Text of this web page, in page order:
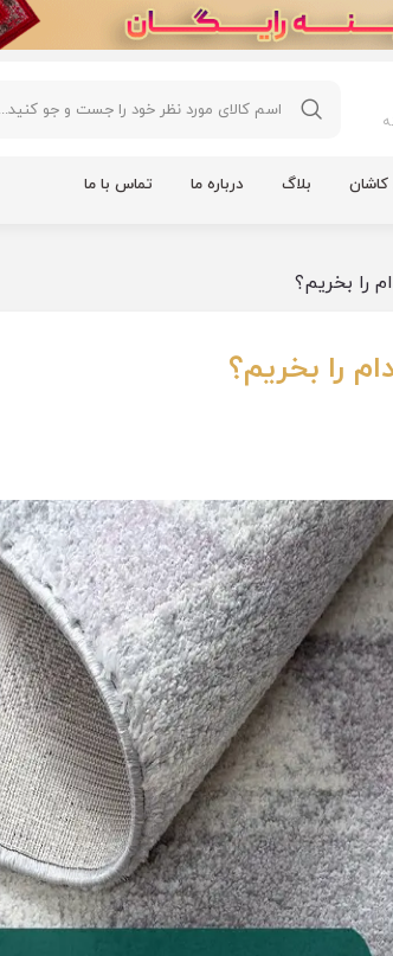
بلاگ درباره ما تماس با ما
را بخریم؟
را بخریم؟